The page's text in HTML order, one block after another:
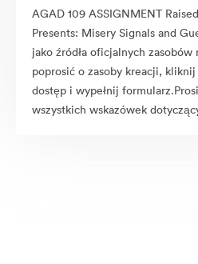
AGAD 109 ASSIGNMENT
Presents: Misery Signals and
jako źródła oficjalnych
poprosić o zasoby kreacji,
dostęp i wypełnij
wszystkich wskazówek